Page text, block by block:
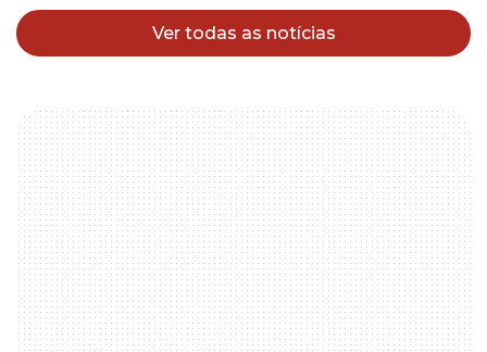
Ver todas as notícias